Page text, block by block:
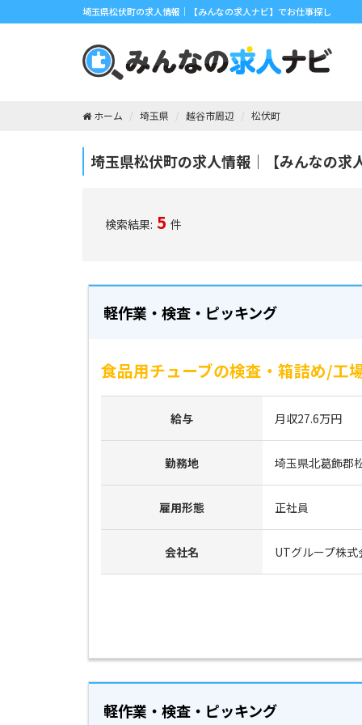
埼玉県松伏町の求人情報｜【みんなの求人ナビ】でお仕事探し
ホーム 埼玉県 越谷市周辺 松伏町
埼玉県松伏町の求人情報｜【みんなの求
検索結果: 5 件
軽作業・検査・ピッキング
食品用チューブの検査・箱詰め/工
給与 月収27.6万円
勤務地 埼玉県北葛飾郡
雇用形態 正社員
会社名 UTグループ株式
軽作業・検査・ピッキング